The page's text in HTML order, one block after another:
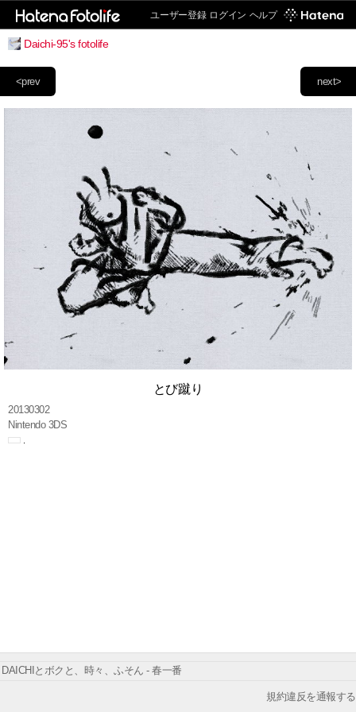
ユーザー登録 ログイン ヘルプ
Daichi-95's fotolife
next>
<prev
とび蹴り
20130302
Nintendo 3DS
DAICHIとボクと、時々、ふそん - 春一番
規約違反を通報する